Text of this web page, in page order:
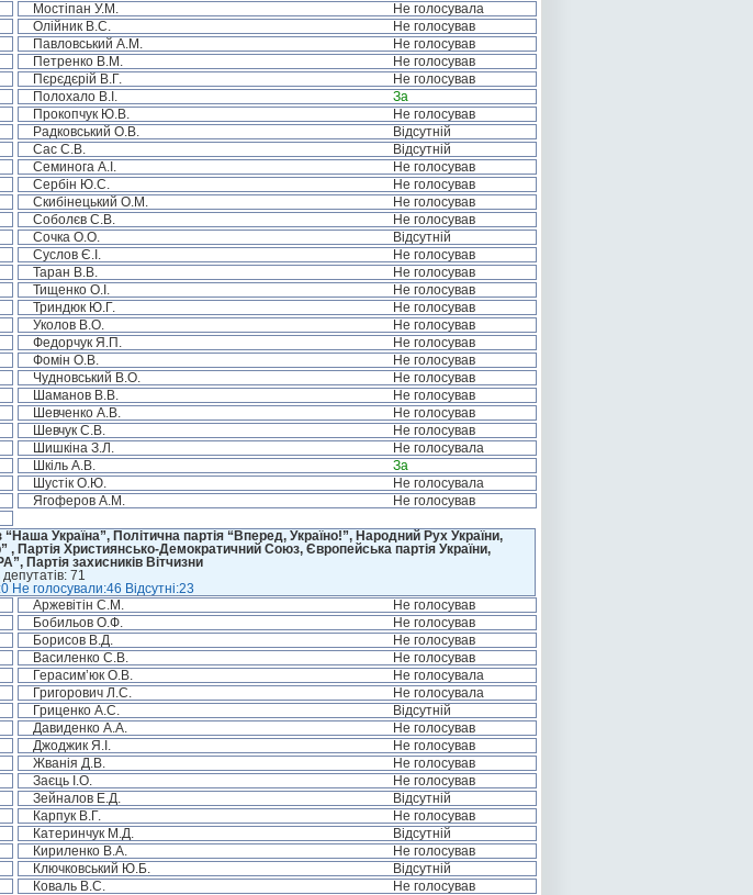
Мостіпан У.М.
Не голосувала
Олійник В.С.
Не голосував
Павловський А.М.
Не голосував
Петренко В.М.
Не голосував
Пєрєдєрій В.Г.
Не голосував
Полохало В.І.
За
Прокопчук Ю.В.
Не голосував
Радковський О.В.
Відсутній
Сас С.В.
Відсутній
Семинога А.І.
Не голосував
Сербін Ю.С.
Не голосував
Скибінецький О.М.
Не голосував
Соболєв С.В.
Не голосував
Сочка О.О.
Відсутній
Суслов Є.І.
Не голосував
Таран В.В.
Не голосував
Тищенко О.І.
Не голосував
Триндюк Ю.Г.
Не голосував
Уколов В.О.
Не голосував
Федорчук Я.П.
Не голосував
Фомін О.В.
Не голосував
Чудновський В.О.
Не голосував
Шаманов В.В.
Не голосував
Шевченко А.В.
Не голосував
Шевчук С.В.
Не голосував
Шишкіна З.Л.
Не голосувала
Шкіль А.В.
За
Шустік О.Ю.
Не голосувала
Ягоферов А.М.
Не голосував
Україна”, Політична партія “Вперед, Україно!”, Народний Рух України,
, Партія Християнсько-Демократичний Союз, Європейська партія України,
Партія захисників Вітчизни
депутатів: 71
голосували:46 Відсутні:23
Аржевітін С.М.
Не голосував
Бобильов О.Ф.
Не голосував
Борисов В.Д.
Не голосував
Василенко С.В.
Не голосував
Герасим’юк О.В.
Не голосувала
Григорович Л.С.
Не голосувала
Гриценко А.С.
Відсутній
Давиденко А.А.
Не голосував
Джоджик Я.І.
Не голосував
Жванія Д.В.
Не голосував
Заєць І.О.
Не голосував
Зейналов Е.Д.
Відсутній
Карпук В.Г.
Не голосував
Катеринчук М.Д.
Відсутній
Кириленко В.А.
Не голосував
Ключковський Ю.Б.
Відсутній
Коваль В.С.
Не голосував